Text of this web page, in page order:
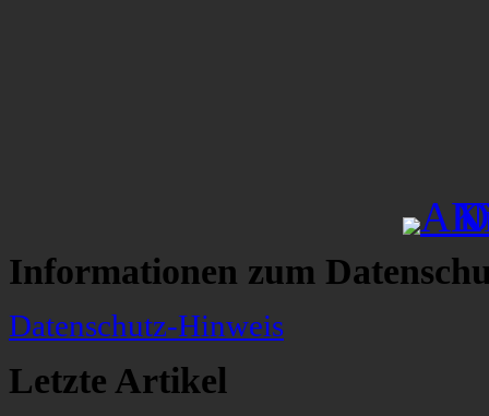
Informationen zum
Datenschutz-Hinweis
Letzte Artikel